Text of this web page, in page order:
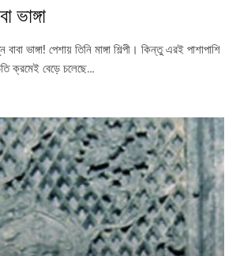
ভাঙ্গা
ভাঙ্গা! পেশায় তিনি মাঙ্গা শিল্পী। কিন্তু এরই পাশাপাশি
ক্রমেই বেড়ে চলেছে…